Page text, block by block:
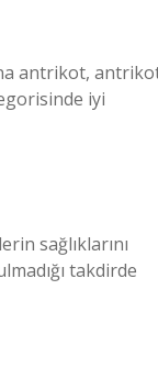
antrikot,
iyi
sağlıklarını
takdirde